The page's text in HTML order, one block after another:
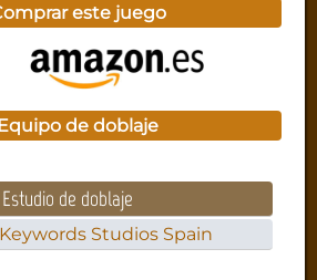
este juego
de doblaje
Estudio de doblaje
Keywords Studios Spain